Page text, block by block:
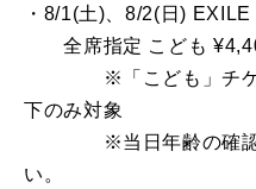
・8/1(土)、8/2(日)
全席指定 こども
※「こども」チケッ
下のみ対象
※当日年齢の確認で
い。